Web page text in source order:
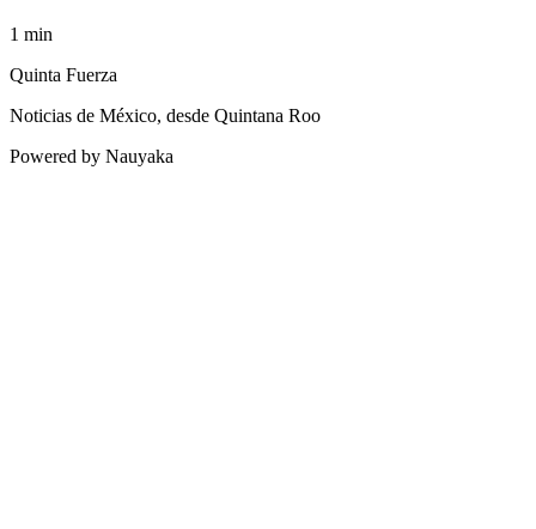
1 min
Quinta Fuerza
Noticias de México, desde Quintana Roo
Powered by Nauyaka